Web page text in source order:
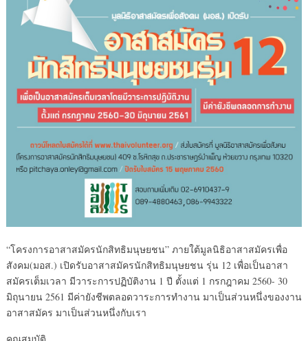
“โครงการอาสาสมัครนักสิทธิมนุษยชน” ภายใต้มูลนิธิอาสาสมัครเพื่อ
สังคม(มอส.) เปิดรับอาสาสมัครนักสิทธิมนุษยชน รุ่น 12 เพื่อเป็นอาสา
สมัครเต็มเวลา มีวาระการปฏิบัติงาน 1 ปี ตั้งแต่ 1 กรกฎาคม 2560- 30
มิถุนายน 2561 มีค่ายังชีพตลอดวาระการทำงาน มาเป็นส่วนหนึ่งของงาน
อาสาสมัคร มาเป็นส่วนหนึ่งกับเรา